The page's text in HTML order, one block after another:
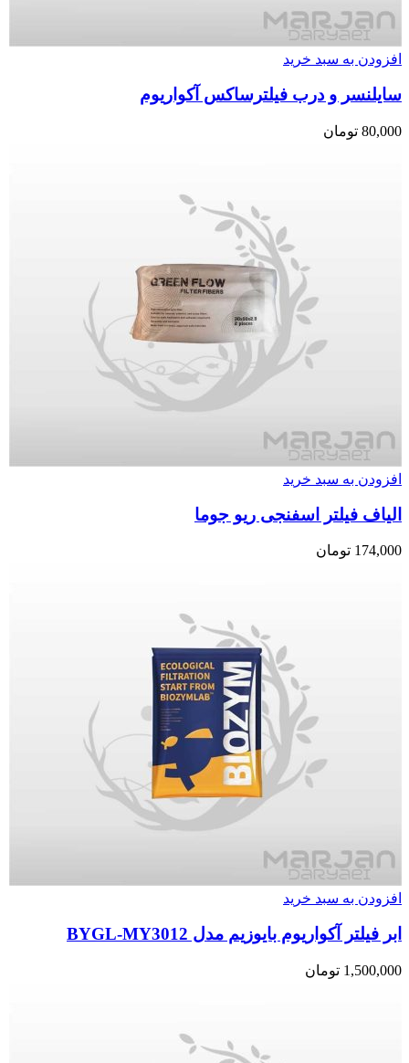
افزودن به سبد خرید
سایلنسر و درب فیلترساکس آکواریوم
80,000 تومان
افزودن به سبد خرید
الیاف فیلتر اسفنجی ریو جوما
174,000 تومان
افزودن به سبد خرید
ابر فیلتر آکواریوم بایوزیم مدل BYGL-MY3012
1,500,000 تومان